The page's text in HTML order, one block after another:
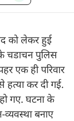
को लेकर हुई
चडाचन पुलिस
एक ही परिवार
हत्या कर दी गई.
गए. घटना के
बनाए